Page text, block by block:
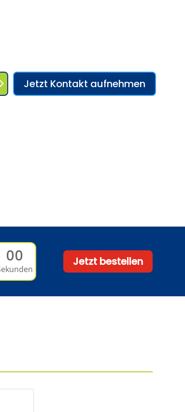
Jetzt Kontakt aufnehmen
00 Jetzt bestellen